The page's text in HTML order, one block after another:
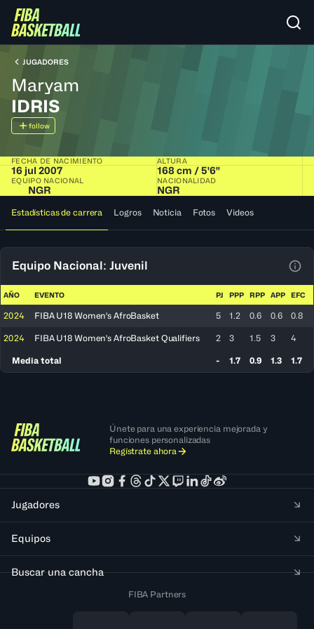
JUGADORES
Maryam
IDRIS
follow
FECHA DE NACIMIENTO
16 jul 2007
ALTURA
168 cm / 5'6"
EQUIPO NACIONAL
NGR
NACIONALIDAD
NGR
Estadísticas de carrera Logros Noticia Fotos Videos
Equipo Nacional: Juvenil
AÑO EVENTO PJ PPP RPP APP EFC
2024 FIBA U18 Women's AfroBasket 5 1.2 0.6 0.6 0.8
2024 FIBA U18 Women's AfroBasket Qualifiers 2 3 1.5 3 4
Media total - 1.7 0.9 1.3 1.7
Únete para una experiencia mejorada y
funciones personalizadas
Regístrate ahora
Jugadores
Equipos
Buscar una cancha
FIBA Partners